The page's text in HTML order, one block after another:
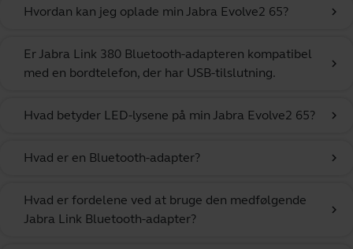
Hvordan kan jeg oplade min Jabra Evolve2 65? chevron_right
Er Jabra Link 380 Bluetooth-adapteren kompatibel
med en bordtelefon, der har USB-tilslutning.
chevron_right
Hvad betyder LED-lysene på min Jabra Evolve2 65? chevron_right
Hvad er en Bluetooth-adapter? chevron_right
Hvad er fordelene ved at bruge den medfølgende
Jabra Link Bluetooth-adapter?
chevron_right